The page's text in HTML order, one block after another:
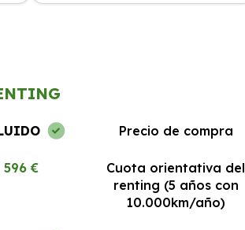
Precio de compra
596 €
Cuota orientativa del
renting (5 años con
10.000km/año)